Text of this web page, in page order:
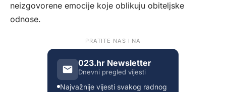
neizgovorene emocije koje oblikuju obiteljske
odnose.
PRATITE NAS I NA
023.hr Newsletter
Dnevni pregled vijesti
Najvažnije vijesti svakog radnog